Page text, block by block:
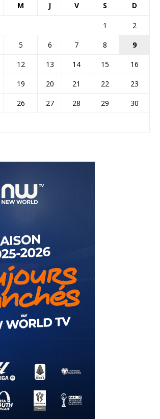
M J V S D
1
2
5 6 7 8
9
12 13 14 15
16
19 20 21 22
23
26 27 28 29
30